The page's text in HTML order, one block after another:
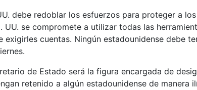
debe redoblar los esfuerzos para proteger a
UU. se compromete a utilizar todas las
exigirles cuentas. Ningún estadounidense debe
de Estado será la figura encargada de
retenido a algún estadounidense de